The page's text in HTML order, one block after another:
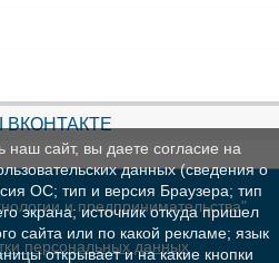
и предпринимательства"
персональных данных
наш сайт, вы даете согласие на
данных (сведения о
ОС; тип и версия Браузера; тип
экрана; источник откуда пришел
сайта или по какой рекламе; язык
открывает и на какие кнопки